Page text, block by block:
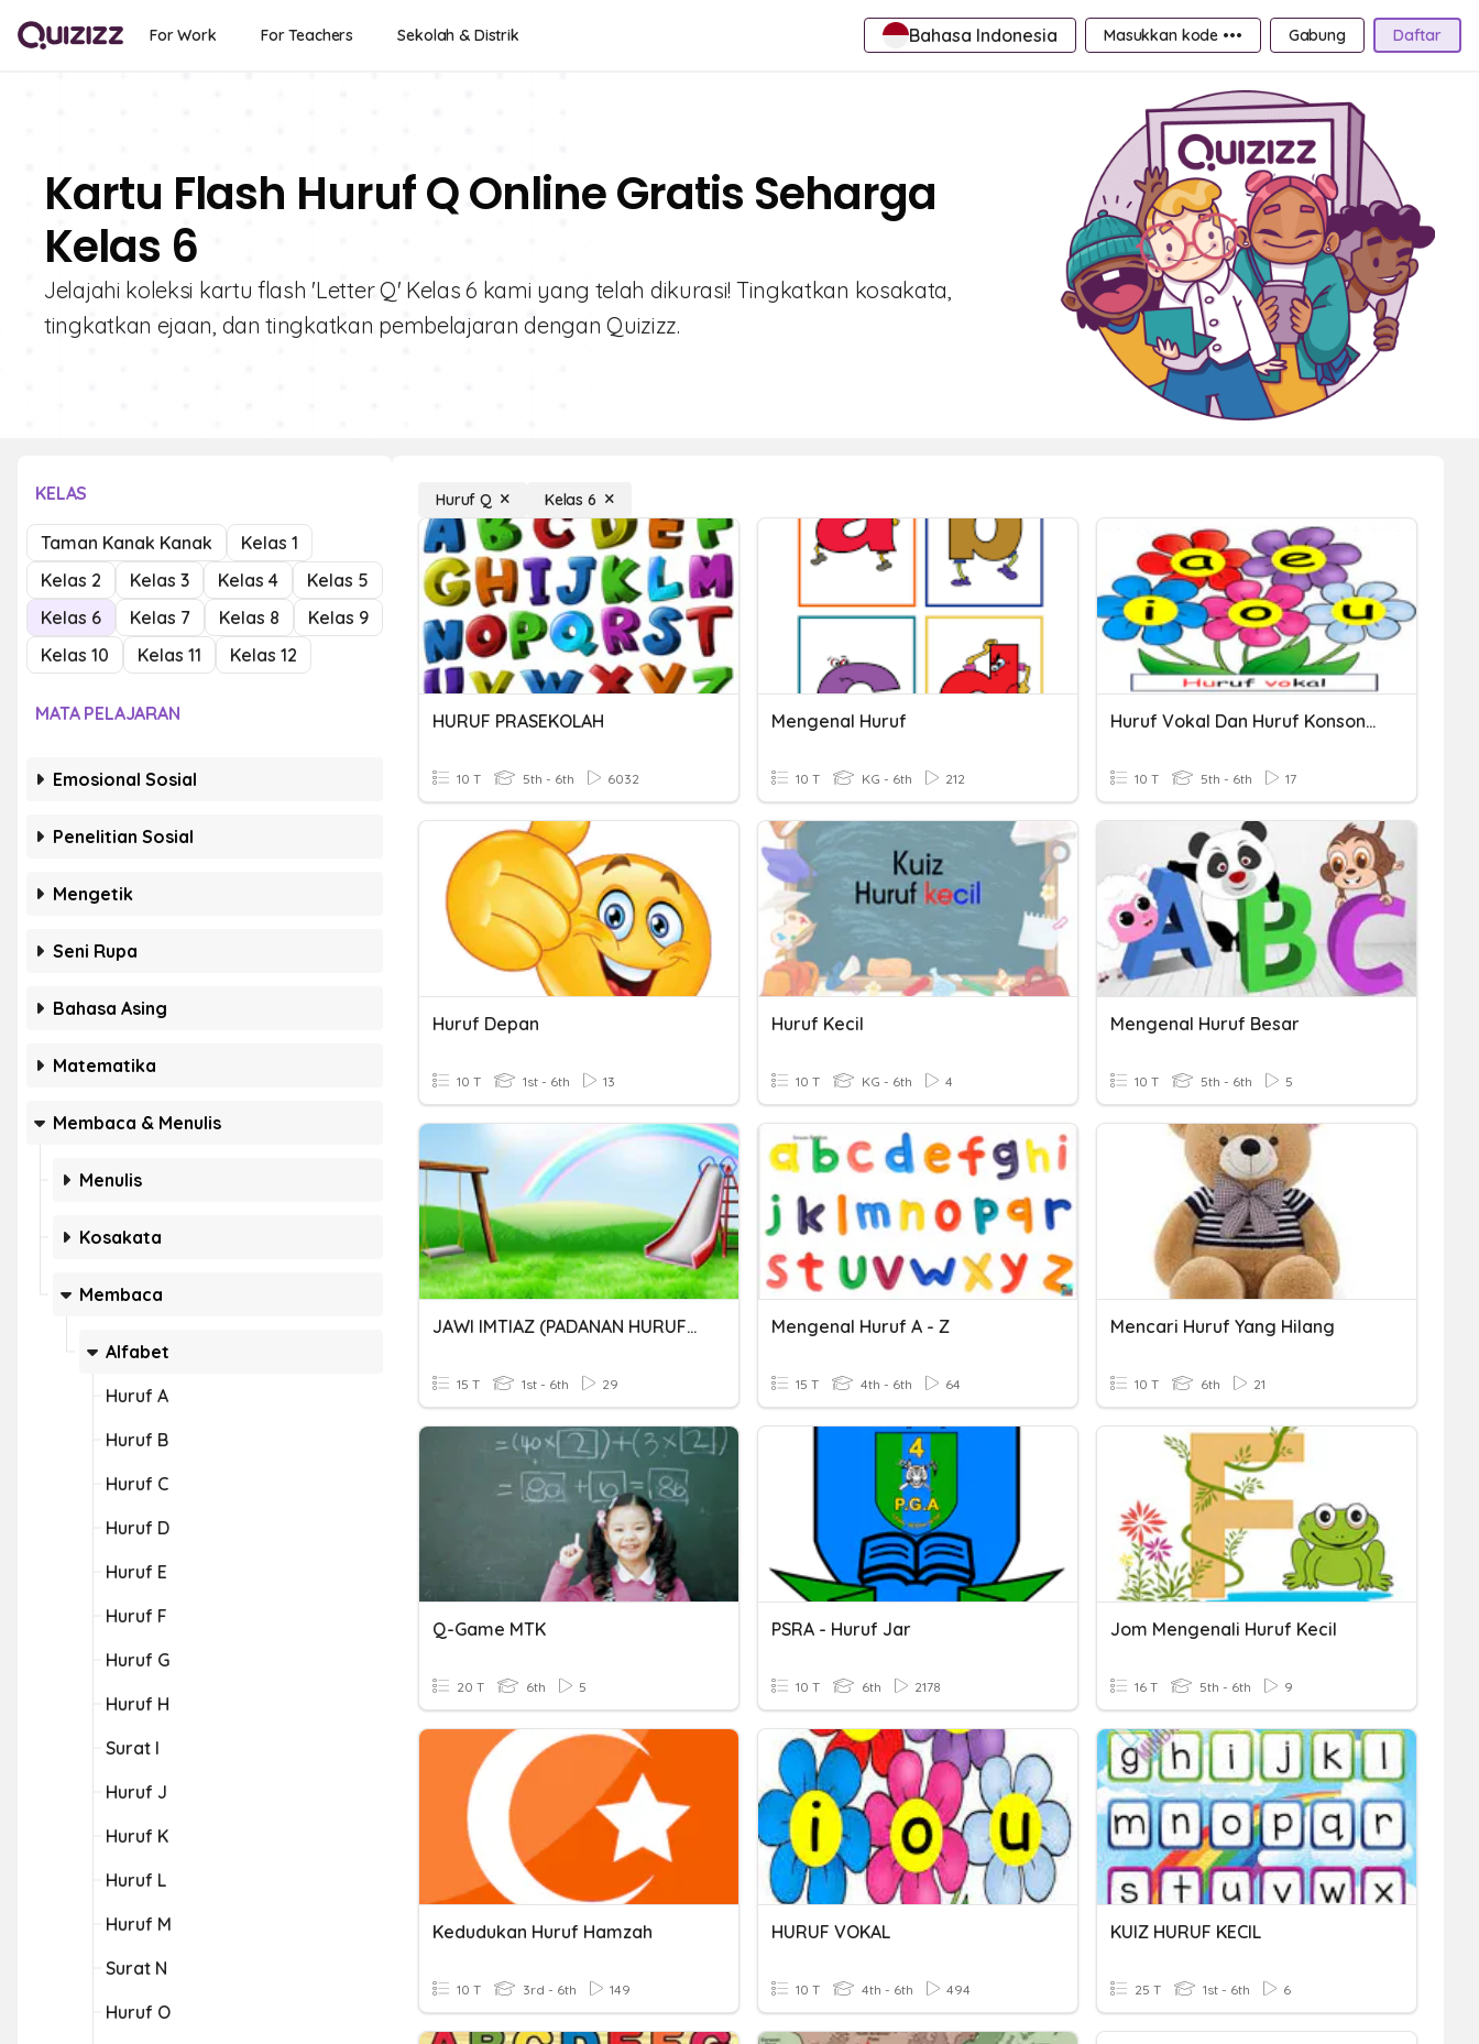
For Work For Teachers Sekolah & Distrik Bahasa Indonesia Masukkan kode ••• Gabung Daftar
Kartu Flash Huruf Q Online Gratis Seharga
Kelas 6
Jelajahi koleksi kartu flash 'Letter Q' Kelas 6 kami yang telah dikurasi! Tingkatkan kosakata,
tingkatkan ejaan, dan tingkatkan pembelajaran dengan Quizizz.
KELAS
Taman Kanak Kanak
Kelas 1
Kelas 2
Kelas 3 Kelas 4
Kelas 5
Kelas 6
Kelas 7 Kelas 8
Kelas 9
Kelas 10
Kelas 11 Kelas 12
MATA PELAJARAN
Emosional Sosial
Penelitian Sosial
Mengetik
Seni Rupa
Bahasa Asing
Matematika
Membaca & Menulis
Menulis
Kosakata
Membaca
Alfabet
Huruf A
Huruf B
Huruf C
Huruf D
Huruf E
Huruf F
Huruf G
Huruf H
Surat I
Huruf J
Huruf K
Huruf L
Huruf M
Surat N
Huruf O
Huruf Q Kelas 6
HURUF PRASEKOLAH
10 T 5th - 6th 6032
Mengenal Huruf
10 T KG - 6th 212
Huruf Vokal Dan Huruf Konsonan
10 T 5th - 6th 17
Huruf Depan
10 T 1st - 6th 13
Huruf Kecil
10 T KG - 6th 4
Mengenal Huruf Besar
10 T 5th - 6th 5
JAWI IMTIAZ (PADANAN HURUF) 1
15 T 1st - 6th 29
Mengenal Huruf A - Z
15 T 4th - 6th 64
Mencari Huruf Yang Hilang
10 T 6th 21
Q-Game MTK
20 T 6th 5
PSRA - Huruf Jar
10 T 6th 2178
Jom Mengenali Huruf Kecil
16 T 5th - 6th 9
Kedudukan Huruf Hamzah
10 T 3rd - 6th 149
HURUF VOKAL
10 T 4th - 6th 494
KUIZ HURUF KECIL
25 T 1st - 6th 6